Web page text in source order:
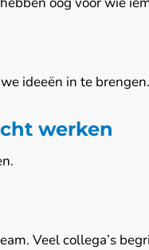
ideeën in te brengen.
werken
Veel collega’s